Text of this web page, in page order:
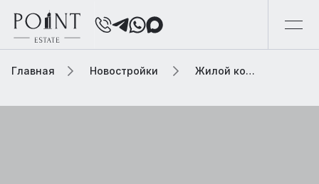
Главная Новостройки Жилой комплекс opus (опус)